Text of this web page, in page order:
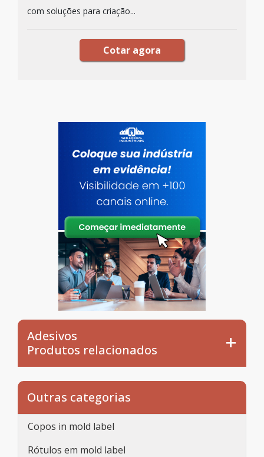
com soluções para criação...
Cotar agora
Adesivos
Produtos relacionados
Outras categorias
Copos in mold label
Rótulos em mold label